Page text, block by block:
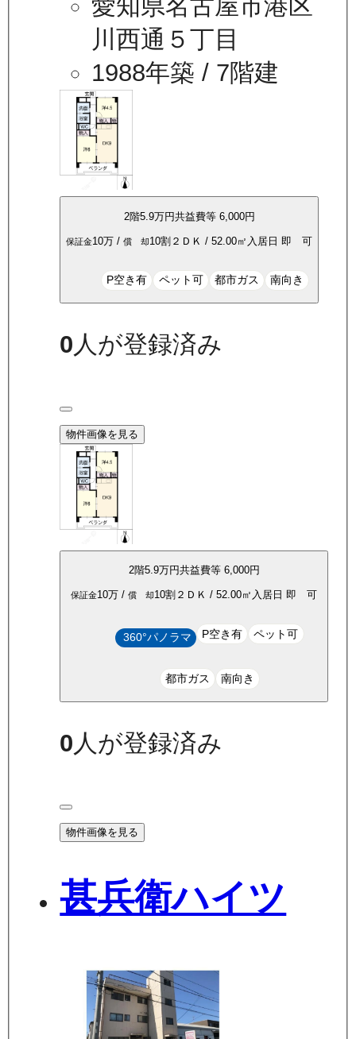
愛知県名古屋市港区
川西通５丁目
1988年築 / 7階建
2階5.9万円共益費等 6,000円
保証金10万 /償 却10割 ２ＤＫ /52.00㎡ 入居日 即 可
P空き有 ペット可 都市ガス 南向き
0人が登録済み
物件画像を見る
2階5.9万円共益費等 6,000円
保証金10万 / 償 却10割 ２ＤＫ / 52.00㎡ 入居日 即 可
360°パノラマ P空き有 ペット可
都市ガス 南向き
0人が登録済み
物件画像を見る
甚兵衛ハイツ